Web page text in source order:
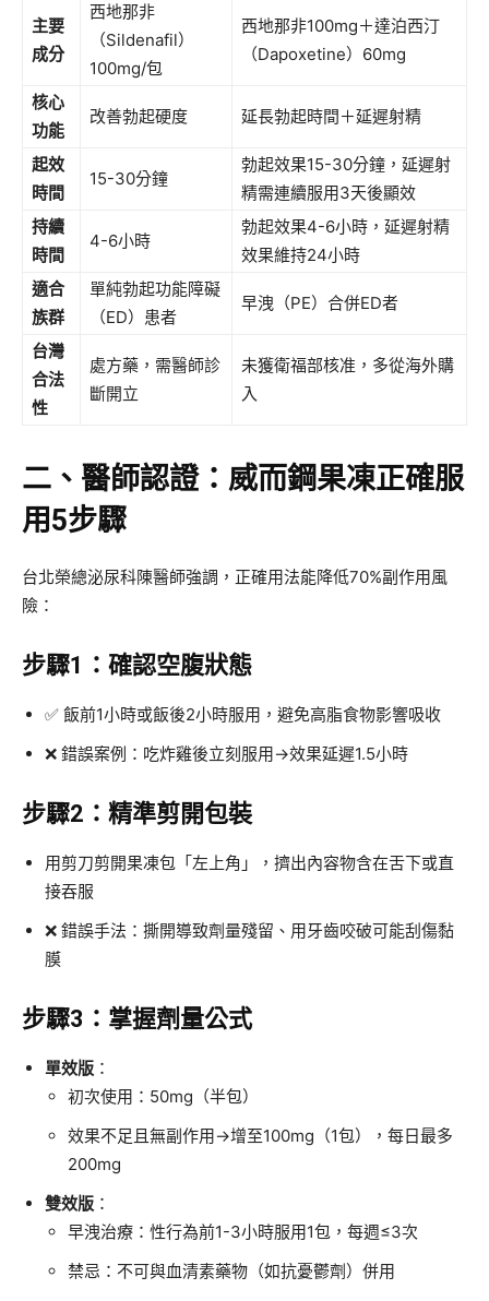
主要
成分
西地那非
（Sildenafil）
100mg/包
西地那非100mg＋達泊西汀
（Dapoxetine）60mg
核心
功能
改善勃起硬度 延長勃起時間＋延遲射精
起效
時間
15-30分鐘
勃起效果15-30分鐘，延遲射
精需連續服用3天後顯效
持續
時間
4-6小時
勃起效果4-6小時，延遲射精
效果維持24小時
適合
族群
單純勃起功能障礙
（ED）患者
早洩（PE）合併ED者
台灣
合法
性
處方藥，需醫師診
斷開立
未獲衛福部核准，多從海外購
入
二、醫師認證：威而鋼果凍正確服
用5步驟
台北榮總泌尿科陳醫師強調，正確用法能降低70%副作用風
險：
步驟1：確認空腹狀態
✅ 飯前1小時或飯後2小時服用，避免高脂食物影響吸收
❌ 錯誤案例：吃炸雞後立刻服用→效果延遲1.5小時
步驟2：精準剪開包裝
用剪刀剪開果凍包「左上角」，擠出內容物含在舌下或直
接吞服
❌ 錯誤手法：撕開導致劑量殘留、用牙齒咬破可能刮傷黏
膜
步驟3：掌握劑量公式
單效版 ：
初次使用：50mg（半包）
效果不足且無副作用→增至100mg（1包），每日最多
200mg
雙效版 ：
早洩治療：性行為前1-3小時服用1包，每週≤3次
禁忌：不可與血清素藥物（如抗憂鬱劑）併用